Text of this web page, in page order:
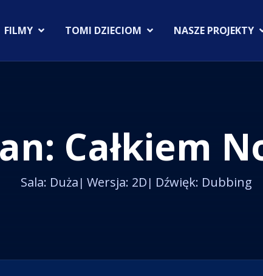
FILMY TOMI DZIECIOM NASZE PROJEKTY
Całkiem
Sala: Duża Wersja: 2D Dźwięk: Dubbing